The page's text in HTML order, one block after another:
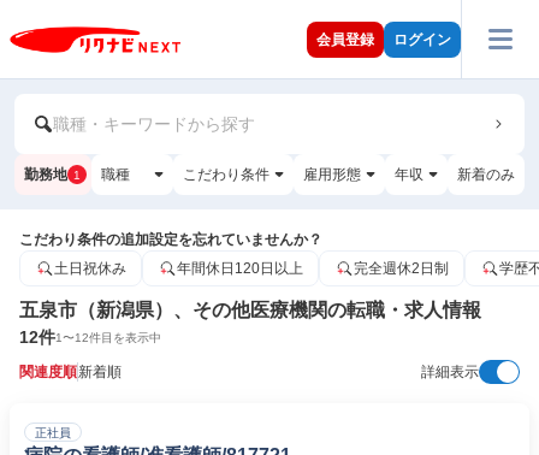
会員登録 ログイン
職種・キーワードから探す
勤務地 1 職種 こだわり条件 雇用形態 年収 新着のみ
こだわり条件の追加設定を忘れていませんか？
土日祝休み
年間休日120日以上 完全週休2日制 学歴
五泉市（新潟県）、その他医療機関の転職・求人情報
12件1〜12件目を表示中
関連度順新着順 詳細表示
正社員